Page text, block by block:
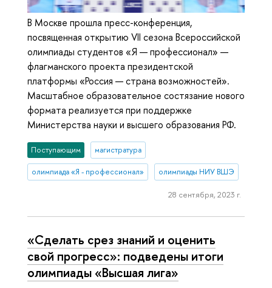
В Москве прошла пресс-конференция,
посвященная открытию VII сезона Всероссийской
олимпиады студентов «Я — профессионал» —
флагманского проекта президентской
платформы «Россия — страна возможностей».
Масштабное образовательное состязание нового
формата реализуется при поддержке
Министерства науки и высшего образования РФ.
Поступающим магистратура
олимпиада «Я - профессионал» олимпиады НИУ ВШЭ
28 сентября, 2023 г.
«Сделать срез знаний и оценить
свой прогресс»: подведены итоги
олимпиады «Высшая лига»